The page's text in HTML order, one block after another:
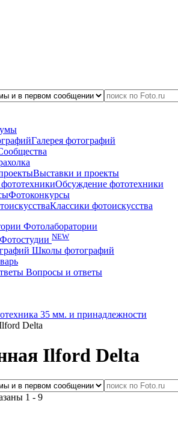
Галерея фотографий
Выставки и проекты
Обсуждение фототехники
Фотоконкурсы
Классики фотоискусства
Фотолаборатории
Фотостудии NEW
Школы фотографий
Вопросы и ответы
35 мм. и принадлежности
Delta
Ilford Delta
1 - 9